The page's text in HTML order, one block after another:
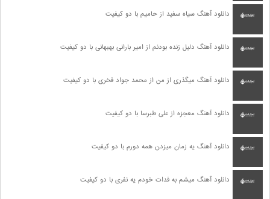
دانلود آهنگ سیاه سفید از حامیم با دو کیفیت
دانلود آهنگ دلیل زنده بودنم از امیر بارانی بهبهانی با دو کیفیت
دانلود آهنگ میگذری از من از محمد جواد فخری با دو کیفیت
دانلود آهنگ معجزه از علی طبرسا با دو کیفیت
دانلود آهنگ یه زمان میزدن همه دورم با دو کیفیت
دانلود آهنگ میشم به فدات خودم یه نفری با دو کیفیت